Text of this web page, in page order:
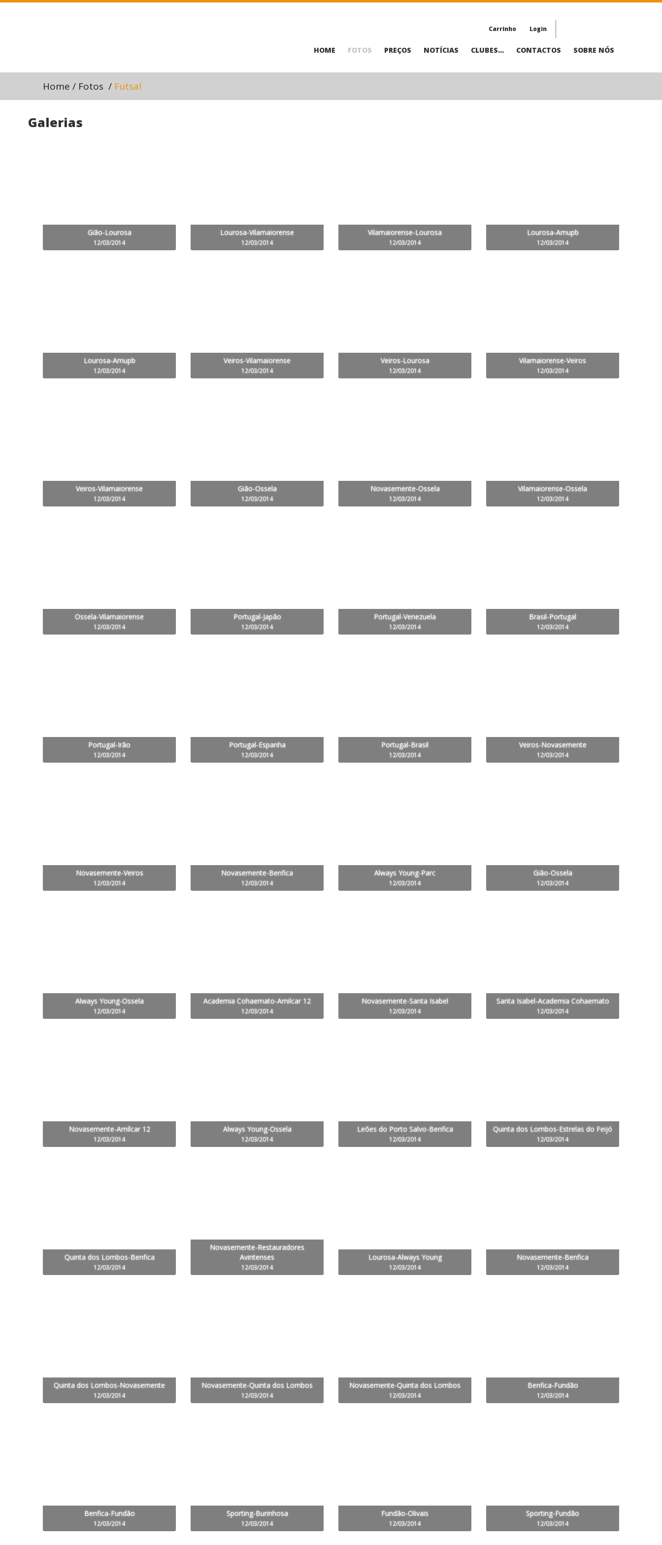
Carrinho Login
HOME FOTOS PREÇOS NOTÍCIAS CLUBES... CONTACTOS SOBRE NÓS
Home / Fotos / Futsal
Galerias
Gião-Lourosa
12/03/2014
Lourosa-Vilamaiorense
12/03/2014
Vilamaiorense-Lourosa
12/03/2014
Lourosa-Amupb
12/03/2014
Lourosa-Amupb
12/03/2014
Veiros-Vilamaiorense
12/03/2014
Veiros-Lourosa
12/03/2014
Vilamaiorense-Veiros
12/03/2014
Veiros-Vilamaiorense
12/03/2014
Gião-Ossela
12/03/2014
Novasemente-Ossela
12/03/2014
Vilamaiorense-Ossela
12/03/2014
Ossela-Vilamaiorense
12/03/2014
Portugal-Japão
12/03/2014
Portugal-Venezuela
12/03/2014
Brasil-Portugal
12/03/2014
Portugal-Irão
12/03/2014
Portugal-Espanha
12/03/2014
Portugal-Brasil
12/03/2014
Veiros-Novasemente
12/03/2014
Novasemente-Veiros
12/03/2014
Novasemente-Benfica
12/03/2014
Always Young-Parc
12/03/2014
Gião-Ossela
12/03/2014
Always Young-Ossela
12/03/2014
Academia Cohaemato-Amilcar 12
12/03/2014
Novasemente-Santa Isabel
12/03/2014
Santa Isabel-Academia Cohaemato
12/03/2014
Novasemente-Amílcar 12
12/03/2014
Always Young-Ossela
12/03/2014
Leões do Porto Salvo-Benfica
12/03/2014
Quinta dos Lombos-Estrelas do Feijó
12/03/2014
Quinta dos Lombos-Benfica
12/03/2014
Novasemente-Restauradores
Avintenses
12/03/2014
Lourosa-Always Young
12/03/2014
Novasemente-Benfica
12/03/2014
Quinta dos Lombos-Novasemente
12/03/2014
Novasemente-Quinta dos Lombos
12/03/2014
Novasemente-Quinta dos Lombos
12/03/2014
Benfica-Fundão
12/03/2014
Benfica-Fundão
12/03/2014
Sporting-Burinhosa
12/03/2014
Fundão-Olivais
12/03/2014
Sporting-Fundão
12/03/2014